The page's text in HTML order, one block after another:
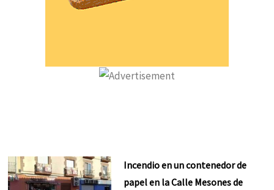
Incendio en un contenedor de
papel en la Calle Mesones de